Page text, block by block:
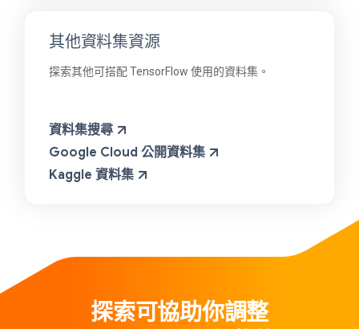
其他資料集資源
探索其他可搭配 TensorFlow 使用的資料集。
資料集搜尋
Google Cloud 公開資料集
Kaggle 資料集
探索可協助你調整